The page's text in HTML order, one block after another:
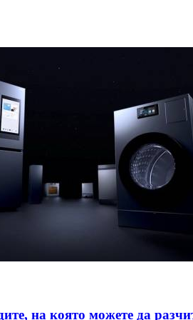
на която можете да